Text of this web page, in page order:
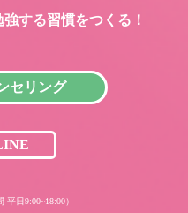
強する習慣をつくる！
セリング
平日9:00~18:00）